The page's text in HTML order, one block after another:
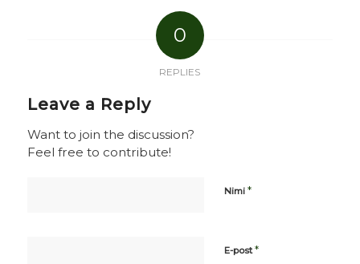
0
REPLIES
Leave a Reply
Want to join the discussion?
Feel free to contribute!
Nimi *
E-post*